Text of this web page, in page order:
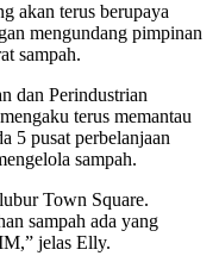
akan terus berupaya
mengundang pimpinan
sampah.
dan Perindustrian
terus memantau
5 pusat perbelanjaan
sampah.
Town Square.
sampah ada yang
jelas Elly.